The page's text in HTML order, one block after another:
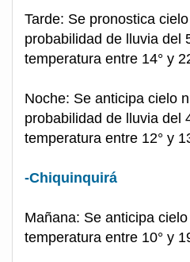
Tarde: Se pronostica
probabilidad de lluvia del
temperatura entre 14° y
Noche: Se anticipa cielo
probabilidad de lluvia del
temperatura entre 12° y
-Chiquinquirá
Mañana: Se anticipa
temperatura entre 10° y